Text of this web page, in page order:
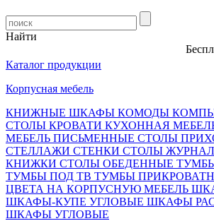
Найти
Каталог продукции
Корпусная мебель
КНИЖНЫЕ ШКАФЫ КОМОДЫ
СТОЛЫ КРОВАТИ КУХОННАЯ
МЕБЕЛЬ ПИСЬМЕННЫЕ СТОЛЫ
СТЕЛЛАЖИ СТЕНКИ СТОЛЫ
КНИЖКИ СТОЛЫ ОБЕДЕННЫЕ
ТУМБЫ ПОД ТВ ТУМБЫ
ЦВЕТА НА КОРПУСНУЮ МЕБЕЛЬ
ШКАФЫ-КУПЕ УГЛОВЫЕ ШКАФЫ
ШКАФЫ УГЛОВЫЕ